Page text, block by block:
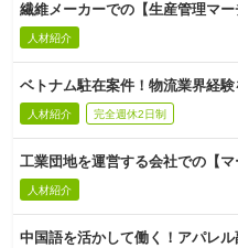
繊維メーカーでの【生産管理マ
人材紹介
ベトナム駐在案件！物流業界経験
人材紹介 完全週休2日制
工業団地を運営する会社での【マ
人材紹介
中国語を活かして働く！アパレ